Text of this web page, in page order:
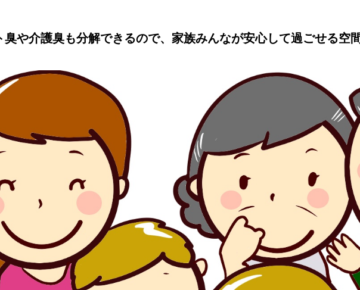
や介護臭も分解できるので、家族みんなが安心して過ごせる空